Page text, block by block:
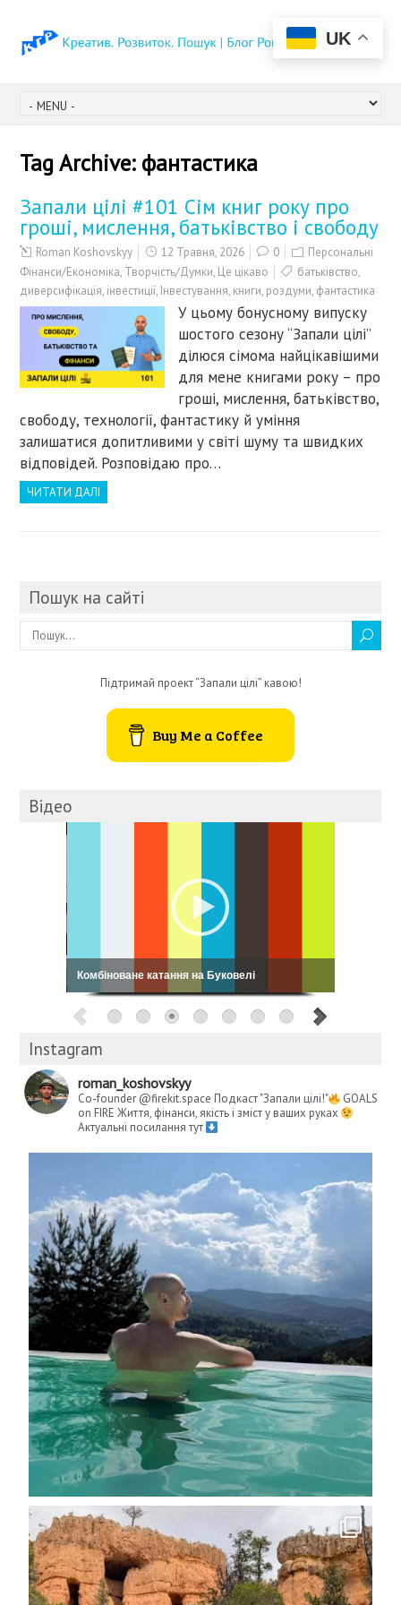
Tag Archive: фантастика
Запали цілі #101 Сім книг року про
гроші, мислення, батьківство і свободу
Roman Koshovskyy 12 Травня, 2026 0
Персональні
Фінанси/Економіка, Творчість/Думки, Це цікаво батьківство,
диверсифікація, інвестиції, Інвестування, книги, роздуми, фантастика
У цьому бонусному випуску
шостого сезону “Запали цілі”
ділюся сімома найцікавішими
для мене книгами року – про
гроші, мислення, батьківство,
свободу, технології, фантастику й уміння
залишатися допитливими у світі шуму та швидких
відповідей. Розповідаю про…
ЧИТАТИ ДАЛІ
Пошук на сайті
Підтримай проект “Запали цілі” кавою!
Buy Me a Coffee
Відео
Комбіноване катання на Буковелі
Instagram
roman_koshovskyy
Co-founder @firekit.space Подкаст "Запали цілі!"
GOALS
on FIRE Життя, фінанси, якість і зміст у ваших руках
Актуальні посилання тут
UK